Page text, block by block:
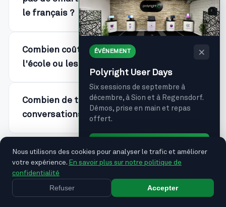
Nous utilisons des cookies pour analyser le trafic et améliorer
votre expérience. En savoir plus sur notre politique de
confidentialité
Refuser Accepter
le français ?
Combien coûte Schoolinked et qui paie :
l'école ou les parents ?
Combien de temps les données et les
conversations sont-elles conservées ?
ÉVÉNEMENT ×
Polyright User Days
Six sessions de septembre à
décembre, à Sion et à Regensdorf.
Démos, prise en main et repas
offert.